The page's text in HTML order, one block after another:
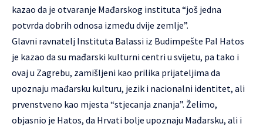
kazao da je otvaranje Mađarskog instituta “još jedna
potvrda dobrih odnosa između dvije zemlje”.
Glavni ravnatelj Instituta Balassi iz Budimpešte Pal Hatos
je kazao da su mađarski kulturni centri u svijetu, pa tako i
ovaj u Zagrebu, zamišljeni kao prilika prijateljima da
upoznaju mađarsku kulturu, jezik i nacionalni identitet, ali
prvenstveno kao mjesta “stjecanja znanja”. Želimo,
objasnio je Hatos, da Hrvati bolje upoznaju Mađarsku, ali i